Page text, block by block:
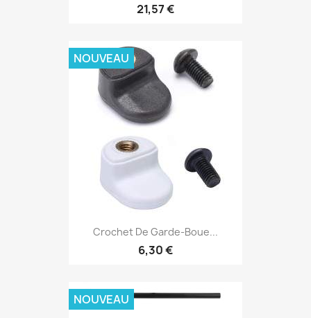
21,57 €
Crochet De Garde-Boue...
6,30 €
NOUVEAU
NOUVEAU